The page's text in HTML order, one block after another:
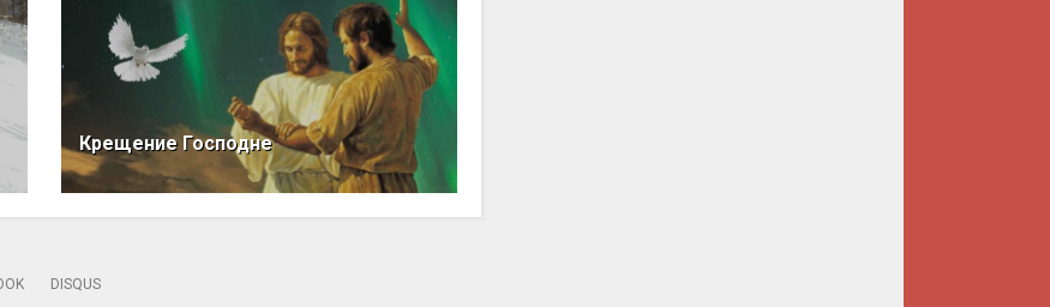
Крещение Господне
DISQUS